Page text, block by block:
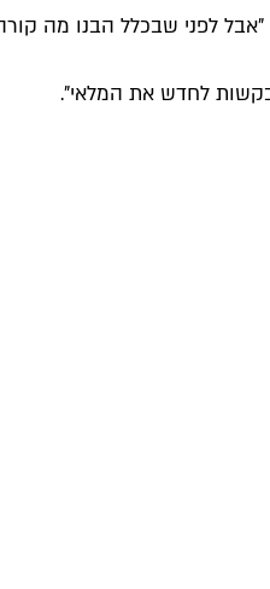
לפני שבכלל הבנו מה
לחדש את המלאי".